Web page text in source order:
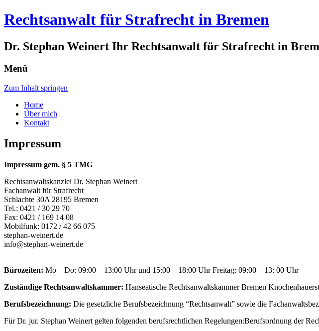
Rechtsanwalt für Strafrecht in Bremen
Dr. Stephan Weinert Ihr Rechtsanwalt für Strafrecht in
Menü
Zum Inhalt springen
Home
Über mich
Kontakt
Impressum
Impressum gem. § 5 TMG
Rechtsanwaltskanzlei Dr. Stephan Weinert
Fachanwalt für Strafrecht
Schlachte 30A 28195 Bremen
Tel.: 0421 / 30 29 70
Fax: 0421 / 169 14 08
Mobilfunk: 0172 / 42 66 075
stephan-weinert.de
info@stephan-weinert.de
Bürozeiten: Mo – Do: 09:00 – 13:00 Uhr und 15:00 – 18:00 Uhr Freitag: 09:00 – 13: 00 Uhr
Zuständige Rechtsanwaltskammer: Hanseatische Rechtsanwaltskammer Bremen
Berufsbezeichnung: Die gesetzliche Berufsbezeichnung “Rechtsanwalt” sowie die
Für Dr. jur. Stephan Weinert gelten folgenden berufsrechtlichen Regelungen:Berufsordnung der